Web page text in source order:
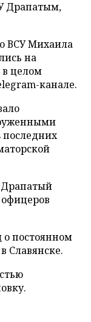
Драпатым,
ВСУ Михаила
на
в целом
канале.
о постоянном
Славянске.